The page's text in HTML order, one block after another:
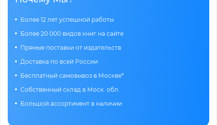
Более 12 лет успешной работы
Более 20 000 видов книг на сайте
Прямые поставки от издательств
Доставка по всей России
Бесплатный самовывоз в Москве*
Собственный склад в Моск. обл.
Большой ассортимент в наличии